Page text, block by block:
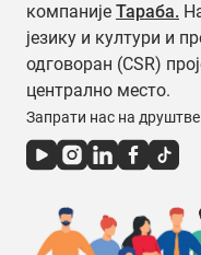
компаније Тараба.
језику и култури и
одговоран (CSR)
централно место.
Запрати нас на